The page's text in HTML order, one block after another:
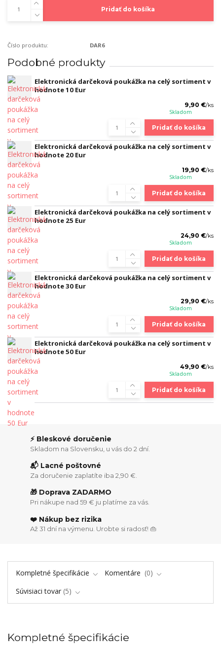
Pridať do košíka
Číslo produktu: DAR6
Podobné produkty
Elektronická darčeková poukážka na celý sortiment v
hodnote 10 Eur
9,90 €/ks
Skladom
Pridať do košíka
Elektronická darčeková poukážka na celý sortiment v
hodnote 20 Eur
19,90 €/ks
Skladom
Pridať do košíka
Elektronická darčeková poukážka na celý sortiment v
hodnote 25 Eur
24,90 €/ks
Skladom
Pridať do košíka
Elektronická darčeková poukážka na celý sortiment v
hodnote 30 Eur
29,90 €/ks
Skladom
Pridať do košíka
Elektronická darčeková poukážka na celý sortiment v
hodnote 50 Eur
49,90 €/ks
Skladom
Pridať do košíka
⚡ Bleskové doručenie
Skladom na Slovensku, u vás do 2 dní.
📬 Lacné poštovné
Za doručenie zaplatíte iba 2,90 €.
🎁 Doprava ZADARMO
Pri nákupe nad 59 € ju platíme za vás.
❤️ Nákup bez rizika
Až 31 dní na výmenu. Urobte si radosť! 👜
Kompletné špecifikácie Komentáre
0
Súvisiaci tovar 5
Kompletné špecifikácie